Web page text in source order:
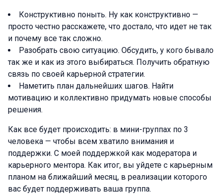
Конструктивно поныть. Ну как конструктивно —
просто честно расскажете, что достало, что идет не так
и почему все так сложно.
Разобрать свою ситуацию. Обсудить, у кого бывало
так же и как из этого выбираться. Получить обратную
связь по своей карьерной стратегии.
Наметить план дальнейших шагов. Найти
мотивацию и коллективно придумать новые способы
решения.
Как все будет происходить: в мини-группах по 3
человека — чтобы всем хватило внимания и
поддержки. С моей поддержкой как модератора и
карьерного ментора. Как итог, вы уйдете с карьерным
планом на ближайший месяц, в реализации которого
вас будет поддерживать ваша группа.